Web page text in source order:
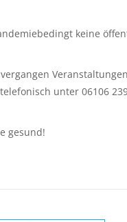
keine
unter 06106
gesund!